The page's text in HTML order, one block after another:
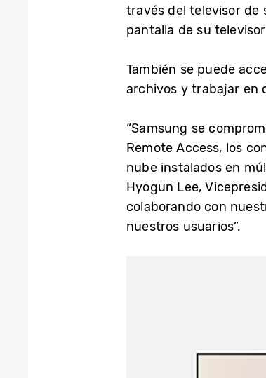
través del televisor de
pantalla de su
También se puede
archivos y trabajar en
“Samsung se
Remote Access, los
nube instalados en
Hyogun Lee,
colaborando con
nuestros usuarios”.